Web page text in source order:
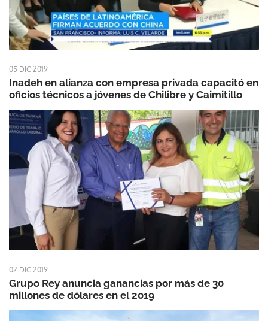
05 DIC 2019
Inadeh en alianza con empresa privada capacitó en
oficios técnicos a jóvenes de Chilibre y Caimitillo
02 DIC 2019
Grupo Rey anuncia ganancias por más de 30
millones de dólares en el 2019